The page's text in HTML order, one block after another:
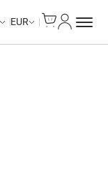
EUR